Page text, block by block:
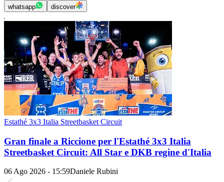
whatsapp discover
Estathé 3x3 Italia Streetbasket Circuit
Gran finale a Riccione per l'Estathé 3x3 Italia
Streetbasket Circuit: All Star e DKB regine d'Italia
06 Ago 2026 - 15:59Daniele Rubini